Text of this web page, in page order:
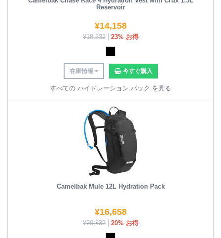
Reservoir
¥14,158
¥18,332 23% お得
在庫情報 今すぐ購入
すべての ハイドレーション パック を見る
Camelbak Mule 12L Hydration Pack
¥16,658
¥20,832 20% お得